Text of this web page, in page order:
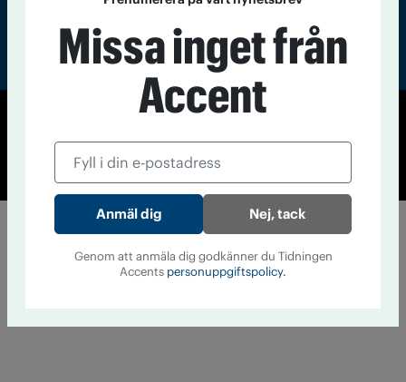
Cookiepolicy
Personuppgiftspolicy
Missa inget från
Accent
Nej, tack
Genom att anmäla dig godkänner du Tidningen
Accents personuppgiftspolicy.